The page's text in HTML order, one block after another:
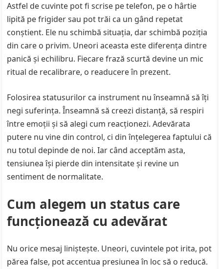
Astfel de cuvinte pot fi scrise pe telefon, pe o hârtie
lipită pe frigider sau pot trăi ca un gând repetat
conștient. Ele nu schimbă situația, dar schimbă poziția
din care o privim. Uneori aceasta este diferența dintre
panică și echilibru. Fiecare frază scurtă devine un mic
ritual de recalibrare, o readucere în prezent.
Folosirea statusurilor ca instrument nu înseamnă să îți
negi suferința. Înseamnă să creezi distanță, să respiri
între emoții și să alegi cum reacționezi. Adevărata
putere nu vine din control, ci din înțelegerea faptului că
nu totul depinde de noi. Iar când acceptăm asta,
tensiunea își pierde din intensitate și revine un
sentiment de normalitate.
Cum alegem un status care
funcționează cu adevărat
Nu orice mesaj liniștește. Uneori, cuvintele pot irita, pot
părea false, pot accentua presiunea în loc să o reducă.